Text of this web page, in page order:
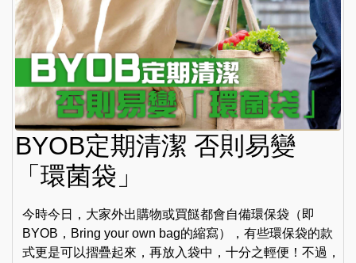
BYOB定期清潔 否則易變
「環菌袋」
今時今日，大家外出購物或買餸都會自備環保袋（即
BYOB，Bring your own bag的縮寫），有些環保袋的款
式更是可以摺疊起來，再放入袋中，十分之輕便！不過，